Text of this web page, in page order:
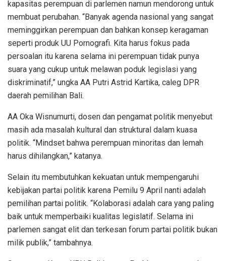
kapasitas perempuan di parlemen namun mendorong untuk
membuat perubahan. “Banyak agenda nasional yang sangat
meminggirkan perempuan dan bahkan konsep keragaman
seperti produk UU Pornografi. Kita harus fokus pada
persoalan itu karena selama ini perempuan tidak punya
suara yang cukup untuk melawan poduk legislasi yang
diskriminatif,” ungka AA Putri Astrid Kartika, caleg DPR
daerah pemilihan Bali.
AA Oka Wisnumurti, dosen dan pengamat politik menyebut
masih ada masalah kultural dan struktural dalam kuasa
politik. “Mindset bahwa perempuan minoritas dan lemah
harus dihilangkan,” katanya.
Selain itu membutuhkan kekuatan untuk mempengaruhi
kebijakan partai politik karena Pemilu 9 April nanti adalah
pemilihan partai politik. “Kolaborasi adalah cara yang paling
baik untuk memperbaiki kualitas legislatif. Selama ini
parlemen sangat elit dan terkesan forum partai politik bukan
milik publik,” tambahnya.